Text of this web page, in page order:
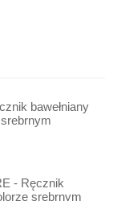
bawełniany